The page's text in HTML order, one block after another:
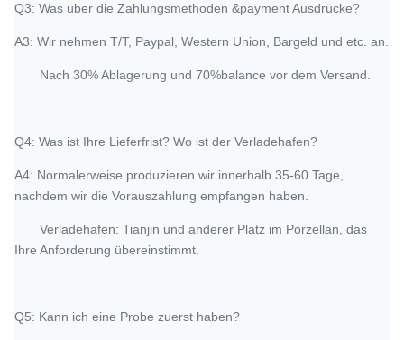
Q3: Was über die Zahlungsmethoden &payment Ausdrücke?
A3: Wir nehmen T/T, Paypal, Western Union, Bargeld und etc. an.
Nach 30% Ablagerung und 70%balance vor dem Versand.
Q4: Was ist Ihre Lieferfrist? Wo ist der Verladehafen?
A4: Normalerweise produzieren wir innerhalb 35-60 Tage,
nachdem wir die Vorauszahlung empfangen haben.
Verladehafen: Tianjin und anderer Platz im Porzellan, das
Ihre Anforderung übereinstimmt.
Q5: Kann ich eine Probe zuerst haben?